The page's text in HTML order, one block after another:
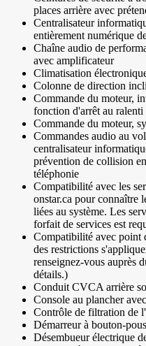
places arrière avec
Centralisateur
entièrement numérique
Chaîne audio de
avec amplificateur
Climatisation
Colonne de direction
Commande du moteur,
fonction d'arrêt au
Commande du moteur,
Commandes audio au
centralisateur
prévention de collision
téléphonie
Compatibilité avec les
onstar.ca pour connaître
liées au système. Les
forfait de services est
Compatibilité avec point
des restrictions
renseignez-vous auprès
détails.)
Conduit CVCA arrière
Console au plancher
Contrôle de filtration de
Démarreur à bouton-
Désembueur électrique